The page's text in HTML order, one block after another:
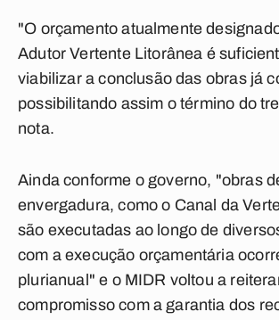
"O orçamento atualmente
Adutor Vertente Litorânea é
viabilizar a conclusão das obras já
possibilitando assim o término do
nota.
Ainda conforme o governo, "obras
envergadura, como o Canal da
são executadas ao longo de
com a execução orçamentária
plurianual" e o MIDR voltou a
compromisso com a garantia dos